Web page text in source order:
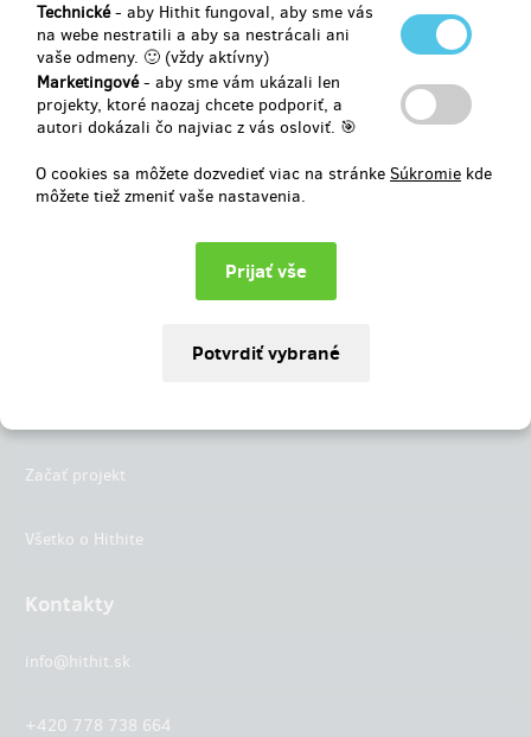
Technické- aby Hithit fungoval, aby sme vás
na webe nestratili a aby sa nestrácali ani
vaše odmeny. 🙂 (vždy aktívny)
Marketingové- aby sme vám ukázali len
projekty, ktoré naozaj chcete podporiť, a
autori dokázali čo najviac z vás osloviť. 🎯
O cookies sa môžete dozvedieť viac na stránke Súkromie kde
môžete tiež zmeniť vaše nastavenia.
Najdete nás na
Začať projekt
Všetko o Hithite
Kontakty
info@hithit.sk
+420 778 738 664